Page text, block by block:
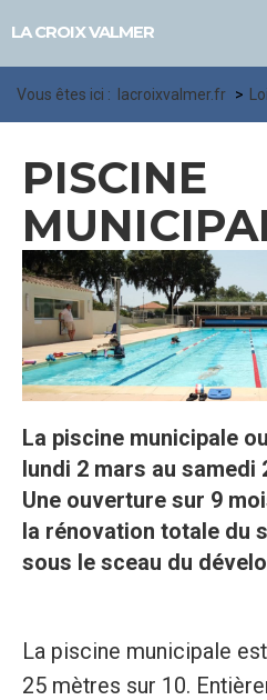
LA CROIX VALMER
Vous êtes ici : lacroixvalmer.fr
PISCINE
La piscine municipale
lundi 2 mars au samedi
Une ouverture sur 9
la rénovation totale du
sous le sceau du
La piscine municipale
25 mètres sur 10.